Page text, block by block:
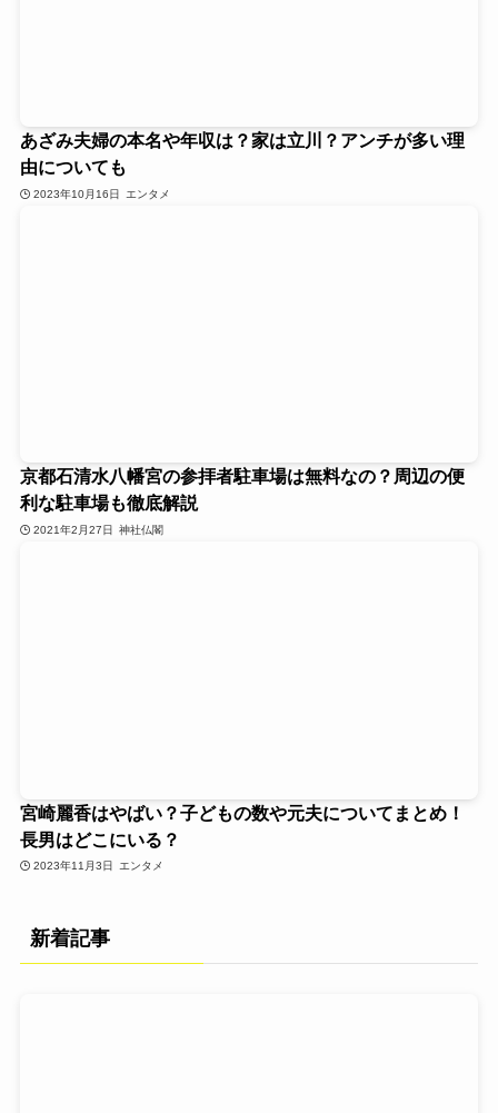
あざみ夫婦の本名や年収は？家は立川？アンチが多い理
由についても
2023年10月16日 エンタメ
京都石清水八幡宮の参拝者駐車場は無料なの？周辺の便
利な駐車場も徹底解説
2021年2月27日 神社仏閣
宮崎麗香はやばい？子どもの数や元夫についてまとめ！
長男はどこにいる？
2023年11月3日 エンタメ
新着記事